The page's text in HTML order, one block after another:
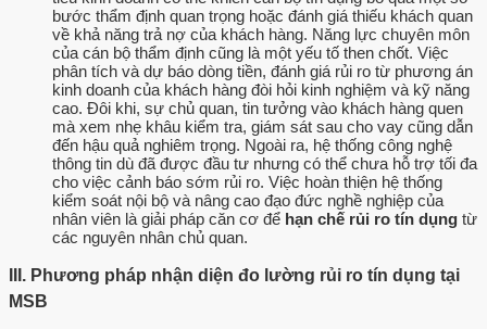
bước thẩm định quan trọng hoặc đánh giá thiếu khách quan
về khả năng trả nợ của khách hàng. Năng lực chuyên môn
của cán bộ thẩm định cũng là một yếu tố then chốt. Việc
phân tích và dự báo dòng tiền, đánh giá rủi ro từ phương án
kinh doanh của khách hàng đòi hỏi kinh nghiệm và kỹ năng
cao. Đôi khi, sự chủ quan, tin tưởng vào khách hàng quen
mà xem nhẹ khâu kiểm tra, giám sát sau cho vay cũng dẫn
đến hậu quả nghiêm trọng. Ngoài ra, hệ thống công nghệ
thông tin dù đã được đầu tư nhưng có thể chưa hỗ trợ tối đa
cho việc cảnh báo sớm rủi ro. Việc hoàn thiện hệ thống
kiểm soát nội bộ và nâng cao đạo đức nghề nghiệp của
nhân viên là giải pháp căn cơ để hạn chế rủi ro tín dụng từ
các nguyên nhân chủ quan.
III. Phương pháp nhận diện đo lường rủi ro tín dụng tại
MSB